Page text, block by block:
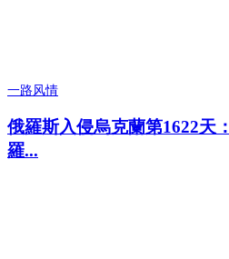
一路风情
俄羅斯入侵烏克蘭第1622天
羅...